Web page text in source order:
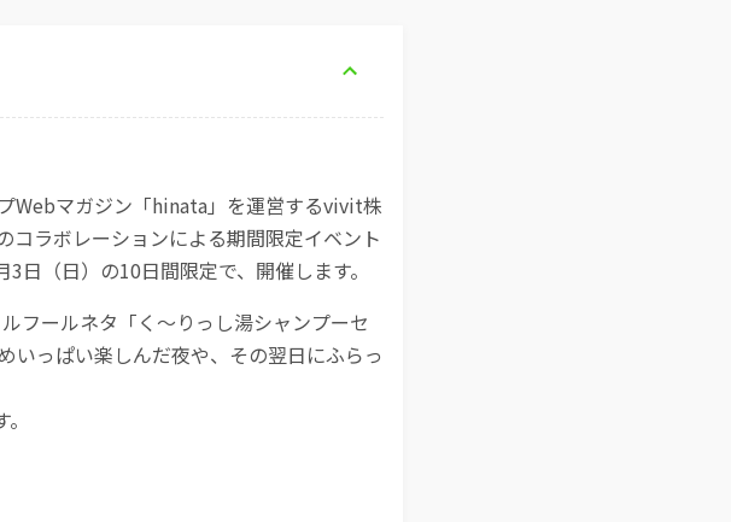
Webマガジン「hinata」を運営するvivit株
コラボレーションによる期間限定イベント
日（日）の10日間限定で、開催します。
フールネタ「く〜りっし湯シャンプーセ
いっぱい楽しんだ夜や、その翌日にふらっ